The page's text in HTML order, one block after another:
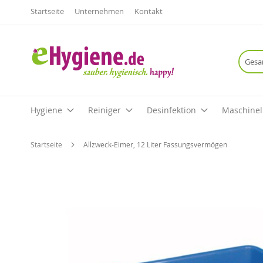
Startseite Unternehmen Kontakt
Hygiene Reiniger Desinfektion
Startseite Allzweck-Eimer, 12 Liter Fassungsvermögen